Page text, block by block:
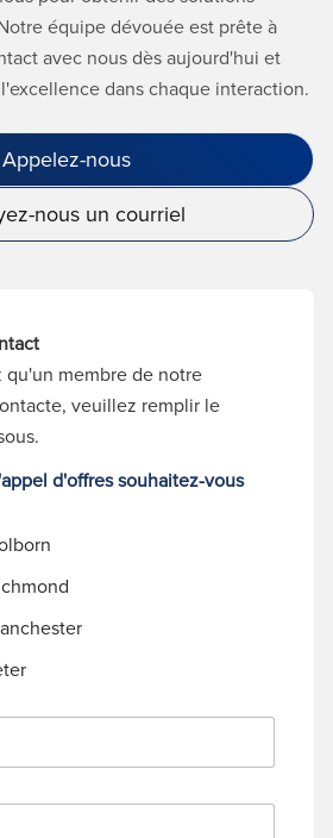
équipe dévouée est prête à
avec nous dès aujourd'hui et
dans chaque interaction.
Appelez-nous
nous un courriel
qu'un membre de notre
veuillez remplir le
d'offres souhaitez-vous